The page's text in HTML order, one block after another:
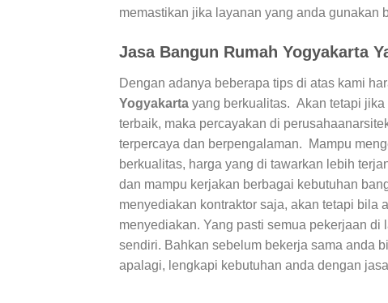
memastikan jika layanan yang anda gunakan
Jasa Bangun Rumah Yogyakarta
Dengan adanya beberapa tips di atas kami
Yogyakarta yang berkualitas. Akan tetapi
terbaik, maka percayakan di
terpercaya dan berpengalaman. Mampu
berkualitas, harga yang di tawarkan lebih
dan mampu kerjakan berbagai kebutuhan
menyediakan kontraktor saja, akan tetapi bila
menyediakan. Yang pasti semua pekerjaan
sendiri. Bahkan sebelum bekerja sama anda
apalagi, lengkapi kebutuhan anda dengan jasa